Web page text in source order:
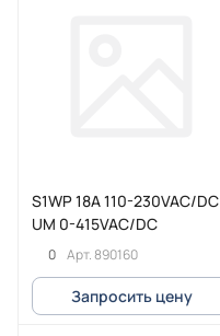
S1WP 18A 110-230VAC/DC
UM 0-415VAC/DC
0 Арт.890160
Запросить цену